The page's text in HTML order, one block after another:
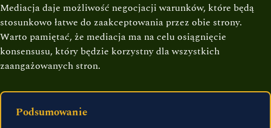
Mediacja daje możliwość negocjacji warunków, które będą
stosunkowo łatwe do zaakceptowania przez obie strony.
Warto pamiętać, że mediacja ma na celu osiągnięcie
konsensusu, który będzie korzystny dla wszystkich
zaangażowanych stron.
Podsumowanie